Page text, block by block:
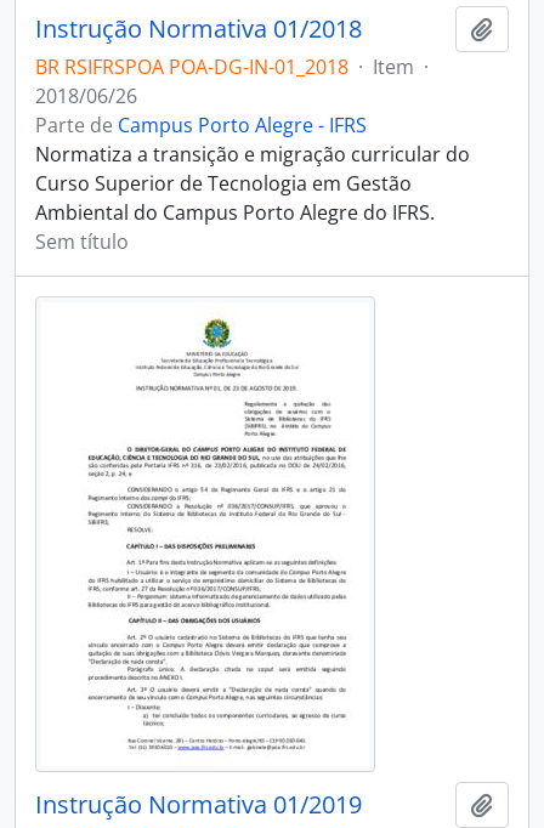
Instrução Normativa 01/2018
BR RSIFRSPOA POA-DG-IN-01_2018 · Item ·
2018/06/26
Parte de Campus Porto Alegre - IFRS
Normatiza a transição e migração curricular do
Curso Superior de Tecnologia em Gestão
Ambiental do Campus Porto Alegre do IFRS.
Sem título
Instrução Normativa 01/2019